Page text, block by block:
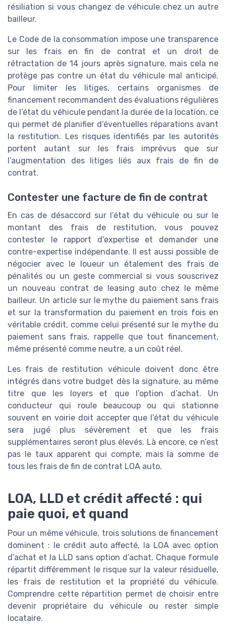
résiliation si vous changez de véhicule chez un autre
bailleur.
Le Code de la consommation impose une transparence
sur les frais en fin de contrat et un droit de
rétractation de 14 jours après signature, mais cela ne
protège pas contre un état du véhicule mal anticipé.
Pour limiter les litiges, certains organismes de
financement recommandent des évaluations régulières
de l’état du véhicule pendant la durée de la location, ce
qui permet de planifier d’éventuelles réparations avant
la restitution. Les risques identifiés par les autorités
portent autant sur les frais imprévus que sur
l’augmentation des litiges liés aux frais de fin de
contrat.
Contester une facture de fin de contrat
En cas de désaccord sur l’état du véhicule ou sur le
montant des frais de restitution, vous pouvez
contester le rapport d’expertise et demander une
contre-expertise indépendante. Il est aussi possible de
négocier avec le loueur un étalement des frais de
pénalités ou un geste commercial si vous souscrivez
un nouveau contrat de leasing auto chez le même
bailleur. Un article sur le mythe du paiement sans frais
et sur la transformation du paiement en trois fois en
véritable crédit, comme celui présenté sur le mythe du
paiement sans frais, rappelle que tout financement,
même présenté comme neutre, a un coût réel.
Les frais de restitution véhicule doivent donc être
intégrés dans votre budget dès la signature, au même
titre que les loyers et que l’option d’achat. Un
conducteur qui roule beaucoup ou qui stationne
souvent en voirie doit accepter que l’état du véhicule
sera jugé plus sévèrement et que les frais
supplémentaires seront plus élevés. Là encore, ce n’est
pas le taux apparent qui compte, mais la somme de
tous les frais de fin de contrat LOA auto.
LOA, LLD et crédit affecté : qui
paie quoi, et quand
Pour un même véhicule, trois solutions de financement
dominent : le crédit auto affecté, la LOA avec option
d’achat et la LLD sans option d’achat. Chaque formule
répartit différemment le risque sur la valeur résiduelle,
les frais de restitution et la propriété du véhicule.
Comprendre cette répartition permet de choisir entre
devenir propriétaire du véhicule ou rester simple
locataire.